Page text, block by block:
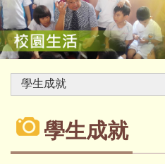
學生成就